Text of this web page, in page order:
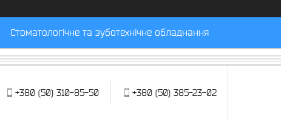
Стоматологічне та зуботехнічне обладнання
+380 (50) 310-85-50 +380 (50) 385-23-02